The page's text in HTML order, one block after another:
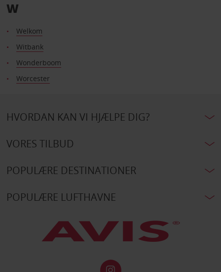
W
Welkom
Witbank
Wonderboom
Worcester
HVORDAN KAN VI HJÆLPE DIG?
VORES TILBUD
POPULÆRE DESTINATIONER
POPULÆRE LUFTHAVNE